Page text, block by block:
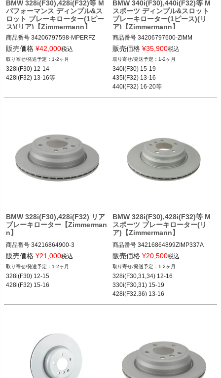
BMW 328i(F30),428i(F32)等 M
パフォーマンス ディンプル&ス
ロット ブレーキローター(1ピー
ス)(リア)【Zimmermann】
商品番号 34206797598-MPERFZ
34206797598-MPERFZ
販売価格 ¥42,000税込
1-2ヶ月
328i(F30) 12-14
428i(F32) 13-16等
BMW 340i(F30),440i(F32)等 M
スポーツ ディンプル&スロット
ブレーキローター(1ピース)(リ
ア)【Zimmermann】
商品番号 34206797600-ZIMM
34206797600-Zimm
12BMR"34206797600.Zimm"
販売価格 ¥35,900税込
1-2ヶ月
340i(F30) 15-19
435i(F32) 13-16
440i(F32) 16-20等
BMW 328i(F30),428i(F32) リア
ブレーキローター【Zimmerman
n】
商品番号 34216864900-3
34216864900-3
販売価格 ¥21,000税込
1-2ヶ月
328i(F30) 12-15
428i(F32) 15-16
BMW 328i(F30),428i(F32)等 M
スポーツ ブレーキローター(リ
ア)【Zimmermann】
商品番号 34216864899ZIMP337A
34216864899-ZIM-P337A
12BMR"34216864899.ZIM-P337A"
販売価格 ¥20,500税込
1-2ヶ月
328i(F30,31,34) 12-16
330i(F30,31) 15-19
428i(F32,36) 13-16
430i(F32,36) 16-20等